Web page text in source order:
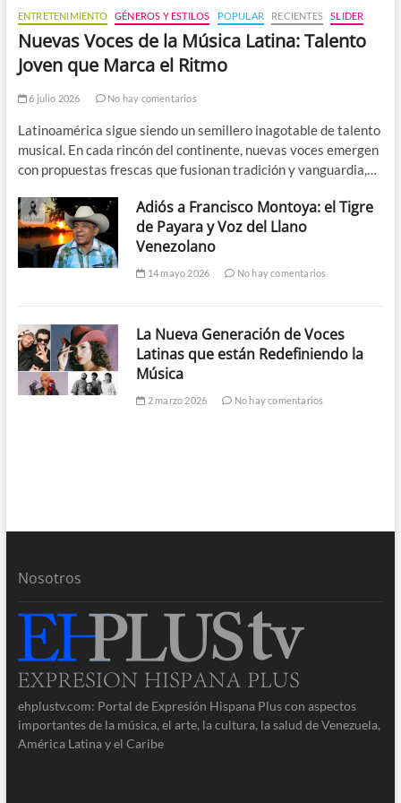
ENTRETENIMIENTO GÉNEROS Y ESTILOS POPULAR RECIENTES SLIDER
Nuevas Voces de la Música Latina: Talento
Joven que Marca el Ritmo
6 julio 2026 No hay comentarios
Latinoamérica sigue siendo un semillero inagotable de talento
musical. En cada rincón del continente, nuevas voces emergen
con propuestas frescas que fusionan tradición y vanguardia,…
Adiós a Francisco Montoya: el Tigre
de Payara y Voz del Llano
Venezolano
14 mayo 2026 No hay comentarios
La Nueva Generación de Voces
Latinas que están Redefiniendo la
Música
2 marzo 2026 No hay comentarios
Nosotros
ehplustv.com: Portal de Expresión Hispana Plus con aspectos
importantes de la música, el arte, la cultura, la salud de Venezuela,
América Latina y el Caribe